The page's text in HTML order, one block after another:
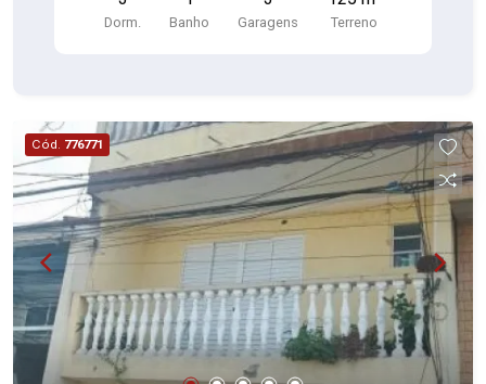
e linhas de ônibus. ACEITA FINANCIAMENTO E
Dorm. Banho Garagens Terreno
Cód. 776771